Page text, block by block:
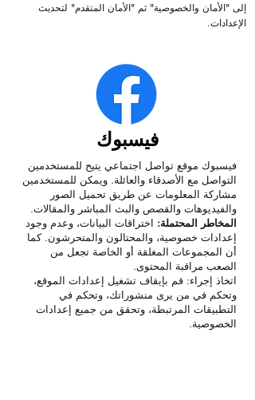
إلى "الأمان والخصوصية" ثم "الأمان المتقدم" لتحديث
الإعدادات.
فيسبوك
فيسبوك موقع تواصل اجتماعي يتيح للمستخدمين
التواصل مع الأصدقاء والعائلة. ويمكن للمستخدمين
مشاركة المعلومات عن طريق تحميل الصور
والفيديوهات والقصص والبث المباشر والمقالات.
المخاطر المحتملة: اختراقات البيانات، وعدم وجود
إعدادات خصوصية، والمحتالون والمتحرشون. كما
أن المجموعات المغلقة أو الخاصة تجعل من
الصعب مراقبة المحتوى.
اتخاذ إجراء: قم بإيقاف تشغيل إعدادات الموقع،
وتحكم في من يرى منشوراتك، وتحكم في
التطبيقات المرتبطة، وتحقق من جميع إعدادات
الخصوصية.